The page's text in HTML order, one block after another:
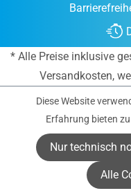
* Alle Preise inklusive
Versandkosten,
Diese Website
Erfahrung bieten
Nur technisch
Alle